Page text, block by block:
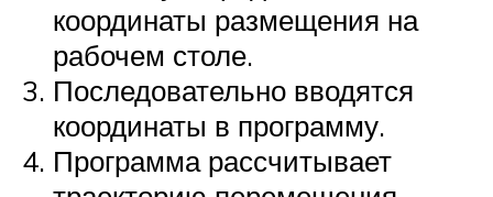
координаты размещения на
рабочем столе.
Последовательно вводятся
координаты в программу.
Программа рассчитывает